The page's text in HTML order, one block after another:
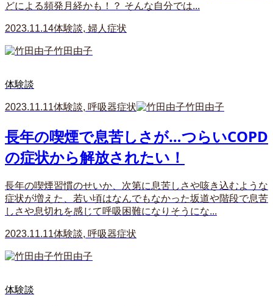
どによる頻発月経かも！？ そんな自分では...
2023.11.14体験談, 婦人症状
竹田由子
体験談
2023.11.11体験談, 呼吸器症状 竹田由子
長年の喫煙で息苦しさが…つらいCOPD
の症状から解放されたい！
長年の喫煙習慣のせいか、次第に息苦しさや咳き込むような
症状が増えた、若い頃はなんでもなかった坂道や階段で息苦
しさや息切れを感じて呼吸困難になりそうにな...
2023.11.11体験談, 呼吸器症状
竹田由子
体験談